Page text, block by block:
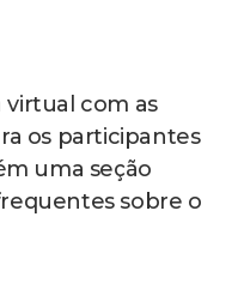
com as
os participantes
uma seção
sobre o